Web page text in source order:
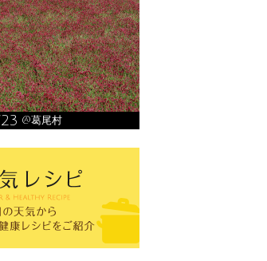
@葛尾村